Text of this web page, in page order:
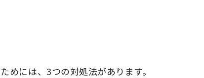
めには、3つの対処法があります。